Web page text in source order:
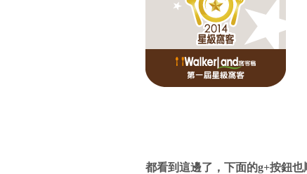
都看到這邊了，下面的g+按鈕